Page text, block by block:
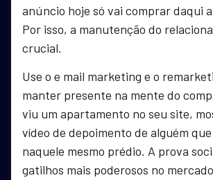
anúncio hoje só vai comprar daqui a
Por isso, a manutenção do
crucial.
Use o e mail marketing e o
manter presente na mente do
viu um apartamento no seu site,
vídeo de depoimento de alguém
naquele mesmo prédio. A prova
gatilhos mais poderosos no